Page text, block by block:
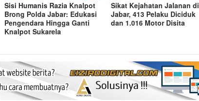
Sisi Humanis Razia Knalpot
Brong Polda Jabar: Edukasi
Pengendara Hingga Ganti
Knalpot Sukarela
Sikat Kejahatan Jalanan di
Jabar, 413 Pelaku Diciduk
dan 1.016 Motor Disita